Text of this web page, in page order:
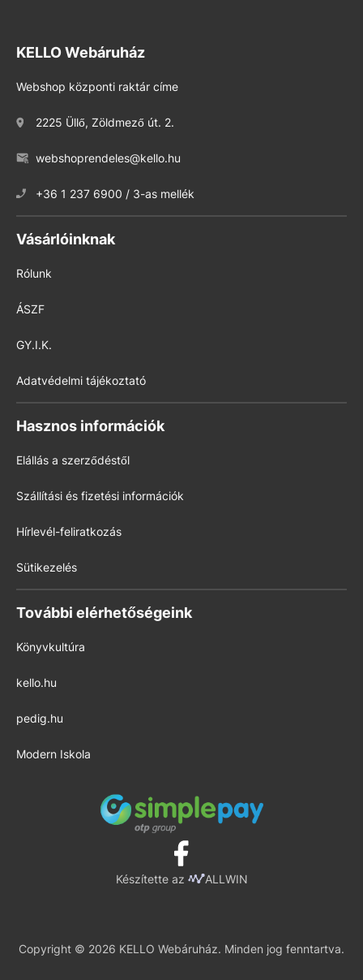
KELLO Webáruház
Webshop központi raktár címe
2225 Üllő, Zöldmező út. 2.
webshoprendeles@kello.hu
+36 1 237 6900 / 3-as mellék
Vásárlóinknak
Rólunk
ÁSZF
GY.I.K.
Adatvédelmi tájékoztató
Hasznos információk
Elállás a szerződéstől
Szállítási és fizetési információk
Hírlevél-feliratkozás
Sütikezelés
További elérhetőségeink
Könyvkultúra
kello.hu
pedig.hu
Modern Iskola
Készítette az ALLWIN
Copyright © 2026 KELLO Webáruház. Minden jog fenntartva.